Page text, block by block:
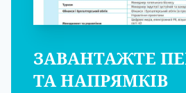
ЗАВАНТАЖТЕ
ТА НАПРЯМКІВ